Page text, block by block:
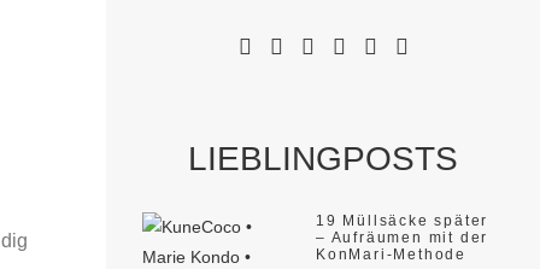
LIEBLINGPOSTS
19 Müllsäcke später
– Aufräumen mit der
KonMari-Methode